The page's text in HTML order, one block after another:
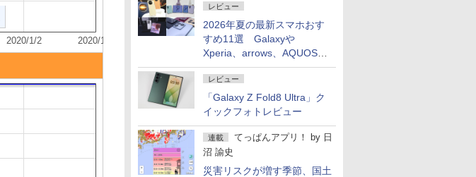
レビュー
2026年夏の最新スマホおす
すめ11選 Galaxyや
Xperia、arrows、AQUOSな
ど注目機種の特徴は
レビュー
「Galaxy Z Fold8 Ultra」ク
イックフォトレビュー
連載 てっぱんアプリ！ by 日
沼 諭史
災害リスクが増す季節、国土
2020/1/2 2020/1/9